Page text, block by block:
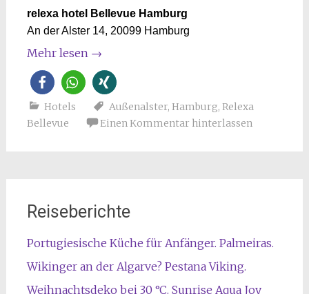
relexa hotel Bellevue Hamburg
An der Alster 14, 20099 Hamburg
Mehr lesen →
Hotels Außenalster, Hamburg, Relexa
Bellevue
Einen Kommentar hinterlassen
Reiseberichte
Portugiesische Küche für Anfänger. Palmeiras.
Wikinger an der Algarve? Pestana Viking.
Weihnachtsdeko bei 30 °C. Sunrise Aqua Joy